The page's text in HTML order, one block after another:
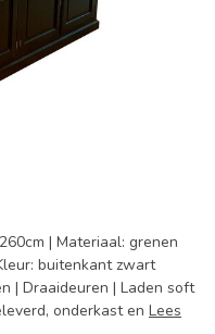
| Materiaal: grenen
buitenkant zwart
| Draaideuren | Laden soft
onderkast en Lees